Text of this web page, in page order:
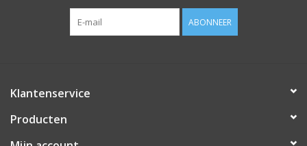
ABONNEER
Klantenservice
Producten